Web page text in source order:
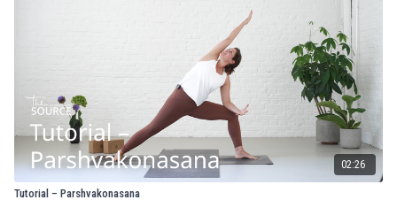
02:26
Tutorial – Parshvakonasana